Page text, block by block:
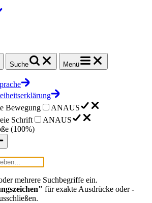
Suche Menü
Bewegung
ANAUS
Schrift
ANAUS
(100%)
mehrere Suchbegriffe ein.
für exakte Ausdrücke oder-